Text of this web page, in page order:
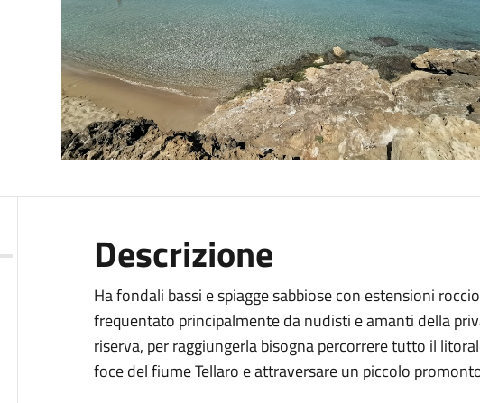
Descrizione
Ha fondali bassi e spiagge sabbiose con estensioni
frequentato principalmente da nudisti e amanti della
riserva, per raggiungerla bisogna percorrere tutto il
foce del fiume Tellaro e attraversare un piccolo